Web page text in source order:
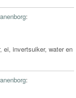
:
ei, invertsuiker, water en
: